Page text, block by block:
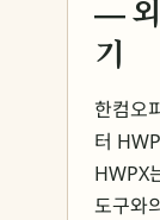
— 외
기
한컴오
터
HWPX
도구와